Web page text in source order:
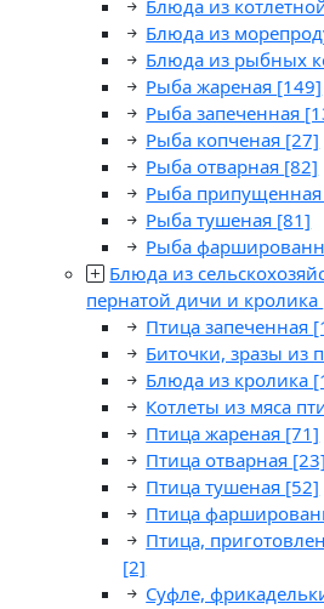
Блюда из
Блюда из
Блюда из рыбных
Рыба жареная [149]
Рыба запеченная
Рыба копченая [27]
Рыба отварная [82]
Рыба припущенная
Рыба тушеная [81]
Рыба
Блюда из
пернатой дичи и кролика
Птица запеченная
Биточки, зразы из
Блюда из кролика
Котлеты из мяса
Птица жареная [71]
Птица отварная [23]
Птица тушеная [52]
Птица
Птица,
[2]
Суфле,